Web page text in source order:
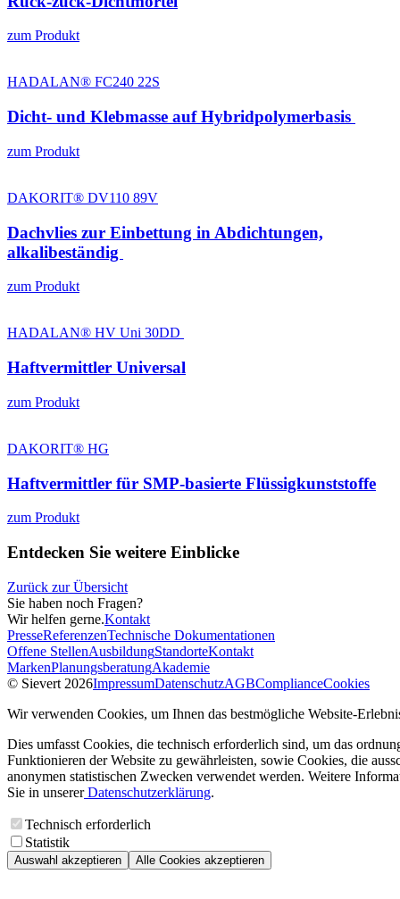
zum Produkt
HADALAN® FC240 22S
Dicht‑ und Klebmasse auf Hybridpolymerbasis
zum Produkt
DAKORIT® DV110 89V
Dachvlies zur Einbettung in Abdichtungen,
alkalibeständig
zum Produkt
HADALAN® HV Uni 30DD
Haftvermittler Universal
zum Produkt
DAKORIT® HG
Haftvermittler für SMP‑basierte Flüssigkunststoffe
zum Produkt
Entdecken Sie weitere Einblicke
Zurück zur Übersicht
Sie haben noch Fragen?
Wir helfen gerne.Kontakt
PresseReferenzenTechnische Dokumentationen
Offene StellenAusbildungStandorteKontakt
MarkenPlanungsberatungAkademie
© Sievert 2026ImpressumDatenschutzAGBComplianceCookies
Wir verwenden Cookies, um Ihnen das bestmögliche Website-
Dies umfasst Cookies, die technisch erforderlich sind, um das
Funktionieren der Website zu gewährleisten, sowie Cookies, die
anonymen statistischen Zwecken verwendet werden. Weitere
Sie in unsererDatenschutzerklärung.
Technisch erforderlich
Statistik
Auswahl akzeptieren Alle Cookies akzeptieren